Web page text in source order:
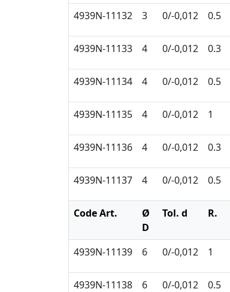
4939N-11132 3 0/-0,012 0.5
4939N-11133 4 0/-0,012 0.3
4939N-11134 4 0/-0,012 0.5
4939N-11135 4 0/-0,012 1
4939N-11136 4 0/-0,012 0.3
4939N-11137 4 0/-0,012 0.5
Code Art.
Ø
D
Tol. d R.
4939N-11139 6 0/-0,012 1
4939N-11138 6 0/-0,012 0.5